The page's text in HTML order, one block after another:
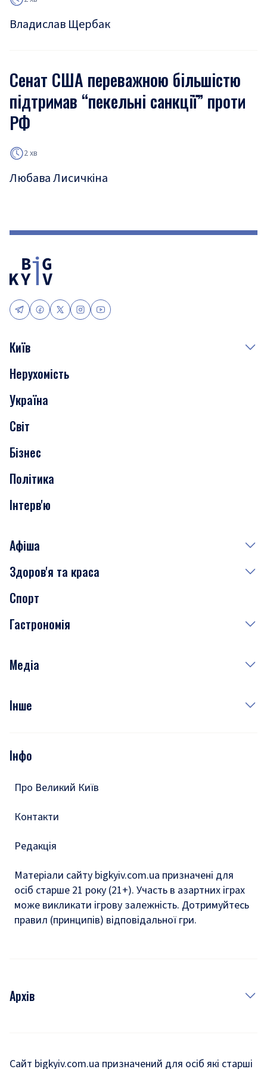
Владислав Щербак
Сенат США переважною більшістю
підтримав “пекельні санкції” проти
РФ
2 хв
Любава Лисичкіна
Київ
Події
Скандали
Нерухомість
Транспорт
Нерухомість
Україна
Світ
Бізнес
Політика
Інтерв'ю
Афіша
Сьогодні
Завтра
Субота
Здоров'я та краса
Медицина
Краса
Спорт
Гастрономія
Рецепти
Медіа
Фото
Подкасти
Інше
Тести
Інфо
Про Великий Київ
Контакти
Редакція
Матеріали сайту bigkyiv.com.ua призначені для
осіб старше 21 року (21+). Участь в азартних іграх
може викликати ігрову залежність. Дотримуйтесь
правил (принципів) відповідальної гри.
Архів
Сайт bigkyiv.com.ua призначений для осіб які старші